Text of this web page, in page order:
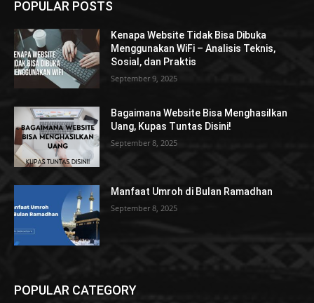
POPULAR POSTS
Kenapa Website Tidak Bisa Dibuka
Menggunakan WiFi – Analisis Teknis,
Sosial, dan Praktis
September 9, 2025
Bagaimana Website Bisa Menghasilkan
Uang, Kupas Tuntas Disini!
September 8, 2025
Manfaat Umroh di Bulan Ramadhan
September 8, 2025
POPULAR CATEGORY